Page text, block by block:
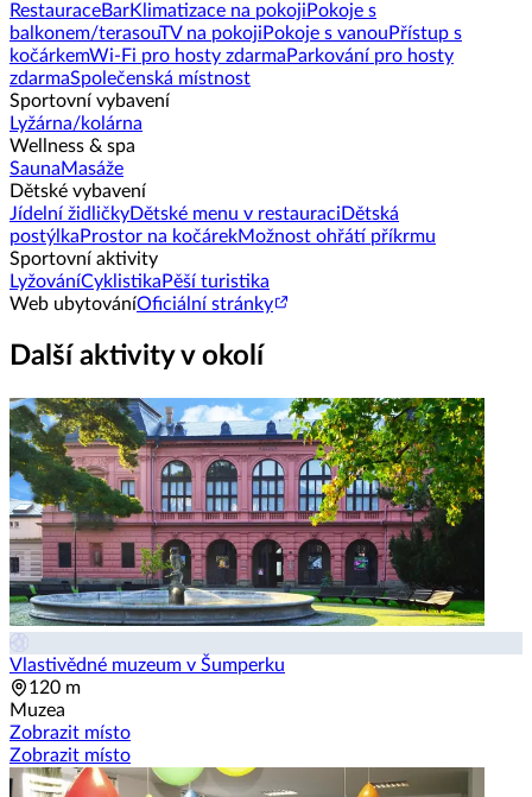
RestauraceBarKlimatizace na pokoji Pokoje s
balkonem/terasouTV na pokoji Pokoje s vanou Přístup s
kočárkemWi-Fi pro hosty zdarma Parkování pro hosty
zdarmaSpolečenská místnost
Sportovní vybavení
Lyžárna/kolárna
Wellness & spa
SaunaMasáže
Dětské vybavení
Jídelní židličkyDětské menu v restauraci Dětská
postýlka Prostor na kočárekMožnost ohřátí příkrmu
Sportovní aktivity
LyžováníCyklistika Pěší turistika
Web ubytováníOficiální stránky
Další aktivity v okolí
Vlastivědné muzeum v Šumperku
120 m
Muzea
Zobrazit místo
Zobrazit místo